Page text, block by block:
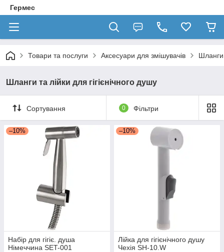
Гермес
Товари та послуги Аксесуари для змішувачів Шланги
Шланги та лійки для гігієнічного душу
Сортування 0 Фільтри
–10%
Набір для гігіє. душа
Німеччина SET-001
–10%
Лійка для гігієнічного душу
Чехія SH-10.W